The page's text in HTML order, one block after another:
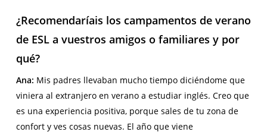
¿Recomendaríais los campamentos de verano
de ESL a vuestros amigos o familiares y por
qué?
Ana: Mis padres llevaban mucho tiempo diciéndome que
viniera al extranjero en verano a estudiar inglés. Creo que
es una experiencia positiva, porque sales de tu zona de
confort y ves cosas nuevas. El año que viene